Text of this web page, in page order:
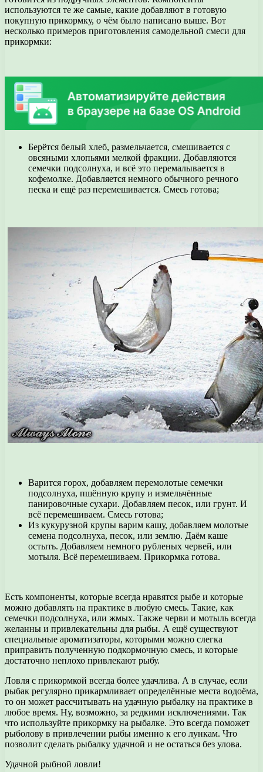
используются те же самые, какие добавляют в готовую
покупную прикормку, о чём было написано выше. Вот
несколько примеров приготовления самодельной смеси для
прикормки:
Берётся белый хлеб, размельчается, смешивается с
овсяными хлопьями мелкой фракции. Добавляются
семечки подсолнуха, и всё это перемалывается в
кофемолке. Добавляется немного обычного речного
песка и ещё раз перемешивается. Смесь готова;
Варится горох, добавляем перемолотые семечки
подсолнуха, пшённую крупу и измельчённые
панировочные сухари. Добавляем песок, или грунт. И
всё перемешиваем. Смесь готова;
Из кукурузной крупы варим кашу, добавляем молотые
семена подсолнуха, песок, или землю. Даём каше
остыть. Добавляем немного рубленых червей, или
мотыля. Всё перемешиваем. Прикормка готова.
Есть компоненты, которые всегда нравятся рыбе и которые
можно добавлять на практике в любую смесь. Такие, как
семечки подсолнуха, или жмых. Также черви и мотыль всегда
желанны и привлекательны для рыбы. А ещё существуют
специальные ароматизаторы, которыми можно слегка
приправить полученную подкормочную смесь, и которые
достаточно неплохо привлекают рыбу.
Ловля с прикормкой всегда более удачлива. А в случае, если
рыбак регулярно прикармливает определённые места водоёма,
то он может рассчитывать на удачную рыбалку на практике в
любое время. Ну, возможно, за редкими исключениями. Так
что используйте прикормку на рыбалке. Это всегда поможет
рыболову в привлечении рыбы именно к его лункам. Что
позволит сделать рыбалку удачной и не остаться без улова.
Удачной рыбной ловли!